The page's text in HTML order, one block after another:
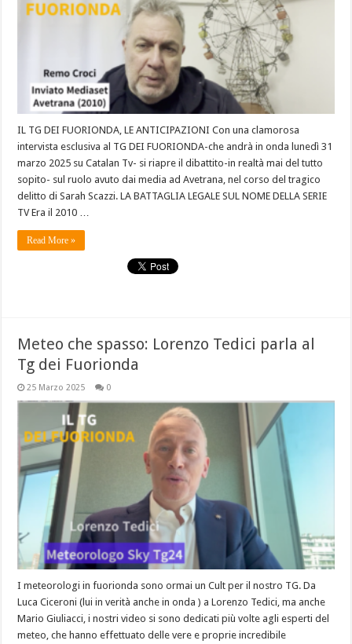
IL TG DEI FUORIONDA, LE ANTICIPAZIONI Con una clamorosa
intervista esclusiva al TG DEI FUORIONDA-che andrà in onda lunedì 31
marzo 2025 su Catalan Tv- si riapre il dibattito-in realtà mai del tutto
sopito- sul ruolo avuto dai media ad Avetrana, nel corso del tragico
delitto di Sarah Scazzi. LA BATTAGLIA LEGALE SUL NOME DELLA SERIE
TV Era il 2010 …
Read More »
Meteo che spasso: Lorenzo Tedici parla al
Tg dei Fuorionda
25 Marzo 2025 0
I meteorologi in fuorionda sono ormai un Cult per il nostro TG. Da
Luca Ciceroni (lui in verità anche in onda ) a Lorenzo Tedici, ma anche
Mario Giuliacci, i nostri video si sono dedicati più volte agli esperti del
meteo, che hanno effettuato delle vere e proprie incredibile